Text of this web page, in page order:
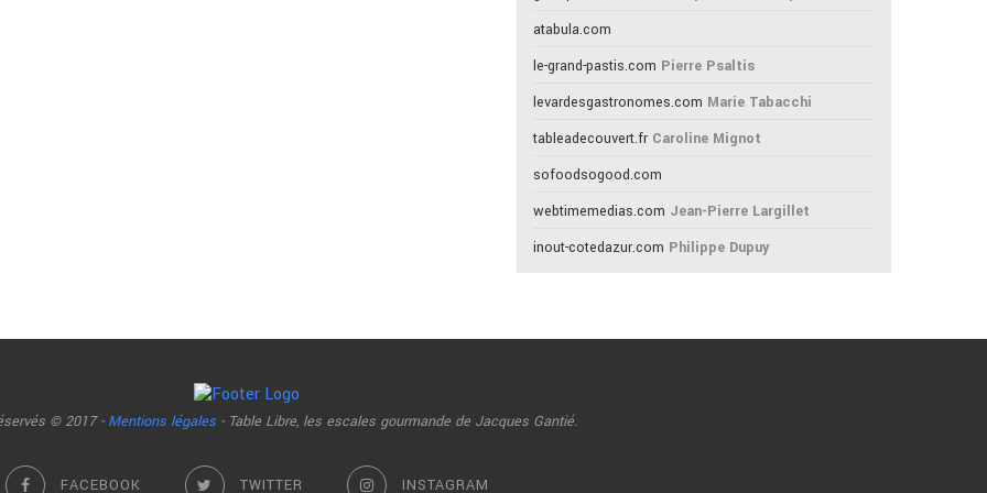
atabula.com
le-grand-pastis.com Pierre Psaltis
levardesgastronomes.com Marie Tabacchi
tableadecouvert.fr Caroline Mignot
sofoodsogood.com
webtimemedias.com Jean-Pierre Largillet
inout-cotedazur.com Philippe Dupuy
© 2017 - Mentions légales - Table Libre, les escales gourmande de Jacques Gantié.
FACEBOOK TWITTER INSTAGRAM